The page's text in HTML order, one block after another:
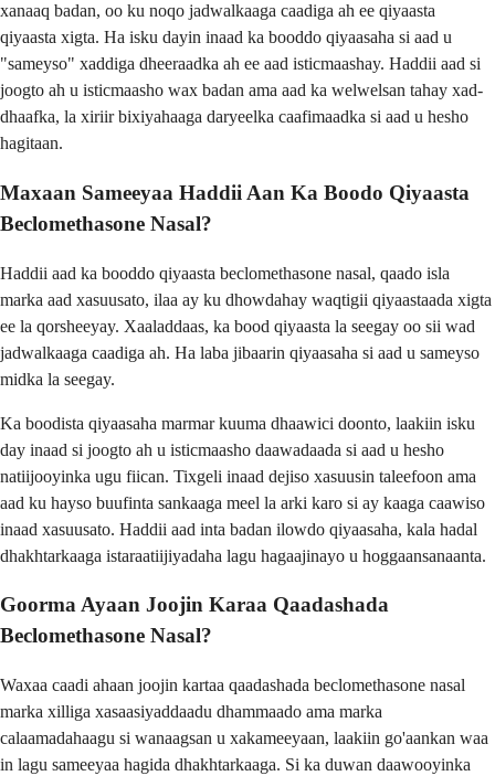
xanaaq badan, oo ku noqo jadwalkaaga caadiga ah ee qiyaasta
qiyaasta xigta. Ha isku dayin inaad ka booddo qiyaasaha si aad u
"sameyso" xaddiga dheeraadka ah ee aad isticmaashay. Haddii aad si
joogto ah u isticmaasho wax badan ama aad ka welwelsan tahay xad-
dhaafka, la xiriir bixiyahaaga daryeelka caafimaadka si aad u hesho
hagitaan.
Maxaan Sameeyaa Haddii Aan Ka Boodo Qiyaasta
Beclomethasone Nasal?
Haddii aad ka booddo qiyaasta beclomethasone nasal, qaado isla
marka aad xasuusato, ilaa ay ku dhowdahay waqtigii qiyaastaada xigta
ee la qorsheeyay. Xaaladdaas, ka bood qiyaasta la seegay oo sii wad
jadwalkaaga caadiga ah. Ha laba jibaarin qiyaasaha si aad u sameyso
midka la seegay.
Ka boodista qiyaasaha marmar kuuma dhaawici doonto, laakiin isku
day inaad si joogto ah u isticmaasho daawadaada si aad u hesho
natiijooyinka ugu fiican. Tixgeli inaad dejiso xasuusin taleefoon ama
aad ku hayso buufinta sankaaga meel la arki karo si ay kaaga caawiso
inaad xasuusato. Haddii aad inta badan ilowdo qiyaasaha, kala hadal
dhakhtarkaaga istaraatiijiyadaha lagu hagaajinayo u hoggaansanaanta.
Goorma Ayaan Joojin Karaa Qaadashada
Beclomethasone Nasal?
Waxaa caadi ahaan joojin kartaa qaadashada beclomethasone nasal
marka xilliga xasaasiyaddaadu dhammaado ama marka
calaamadahaagu si wanaagsan u xakameeyaan, laakiin go'aankan waa
in lagu sameeyaa hagida dhakhtarkaaga. Si ka duwan daawooyinka